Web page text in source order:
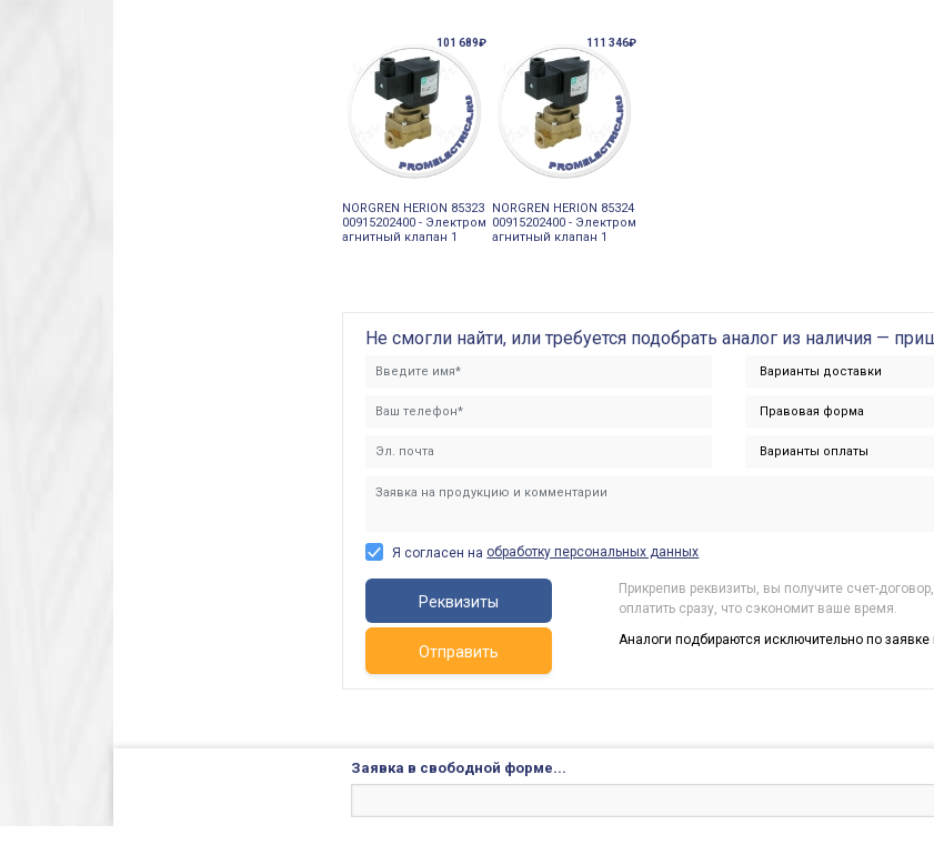
101 689₽
NORGREN HERION 85323
00915202400 - Электром
агнитный клапан 1
111 346₽
NORGREN HERION 85324
00915202400 - Электром
агнитный клапан 1
Не смогли найти, или требуется подобрать аналог из наличия —
Я согласен на обработку персональных данных
Реквизиты
Прикрепив реквизиты, вы получите счет-
оплатить сразу, что сэкономит ваше время.
Отправить
Аналоги подбираются исключительно по заявке
Заявка в свободной форме...